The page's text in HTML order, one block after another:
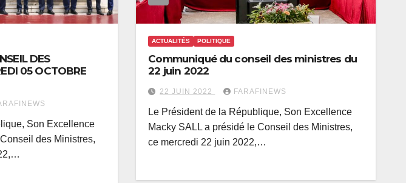
DES
05 OCTOBRE
Son Excellence
des Ministres,
ACTUALITÉS POLITIQUE
Communiqué du conseil des ministres du
22 juin 2022
22 JUIN 2022 FARAFINEWS
Le Président de la République, Son Excellence
Macky SALL a présidé le Conseil des Ministres,
ce mercredi 22 juin 2022,…